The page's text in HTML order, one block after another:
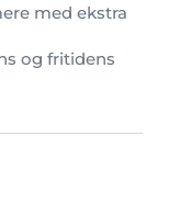
med ekstra
og fritidens